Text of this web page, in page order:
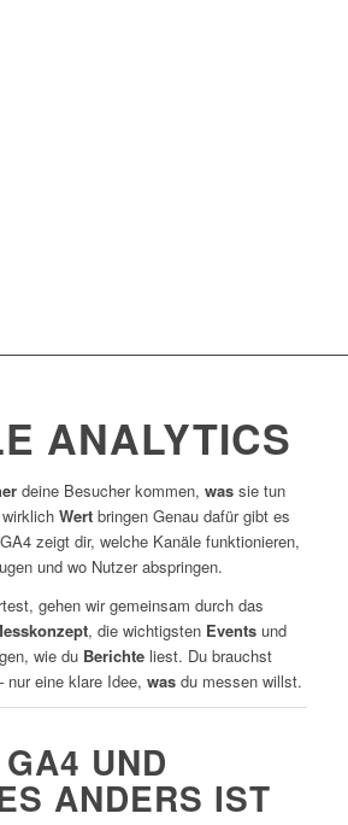
ANALYTICS
deine Besucher kommen, wassie tun
Wertbringen Genau dafür gibt es
zeigt dir, welche Kanäle funktionieren,
und wo Nutzer abspringen.
gehen wir gemeinsam durch das
, die wichtigsten Eventsund
wie du Berichteliest. Du brauchst
nur eine klare Idee, wasdu messen willst.
UND
ANDERS IST